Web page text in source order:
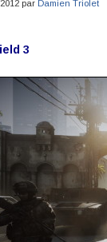
par Damien Triolet
3